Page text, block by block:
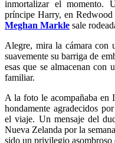
inmortalizar el momento.
príncipe Harry, en
Meghan Markle sale
Alegre, mira la cámara con
suavemente su barriga de
esas que se almacenan con
familiar.
A la foto le acompañaba en
hondamente agradecidos
el viaje. Un mensaje del
Nueva Zelanda por la
sido un privilegio asombroso